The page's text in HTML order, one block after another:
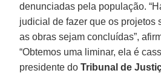
denunciadas pela população.
judicial de fazer que os projetos
as obras sejam concluídas”,
“Obtemos uma liminar, ela é
presidente doTribunal de